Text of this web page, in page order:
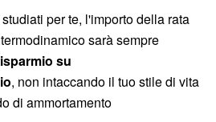
per te, l'importo della rata
sarà sempre
su
, non intaccando il tuo stile di vita
di ammortamento